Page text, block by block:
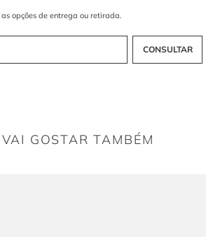
flores tridimensionais aplicadas
GOSTAR TAMBÉM